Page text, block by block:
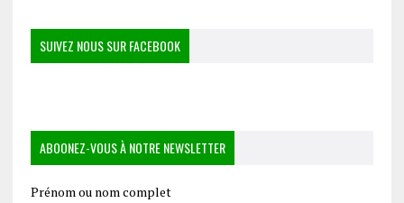
SUIVEZ NOUS SUR FACEBOOK
ABOONEZ-VOUS À NOTRE NEWSLETTER
Prénom ou nom complet